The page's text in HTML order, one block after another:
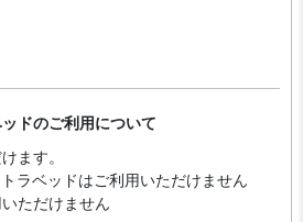
ドのご利用について
ます。
ラベッドはご利用いただけません
ただけません